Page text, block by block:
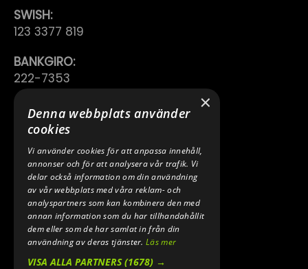
SWISH:
123 3377 819
BANKGIRO:
222-7353
TELEFON:
0640 200 50
E-POST:
INFO@SPEEDSHOPEN.SE
ÅNGRA MITT KÖP
×
Denna webbplats använder
cookies
Vi använder cookies för att anpassa innehåll,
annonser och för att analysera vår trafik. Vi
delar också information om din användning
av vår webbplats med våra reklam- och
analyspartners som kan kombinera den med
annan information som du har tillhandahållit
dem eller som de har samlat in från din
användning av deras tjänster.Läs mer
VISA ALLA PARTNERS(1678) →